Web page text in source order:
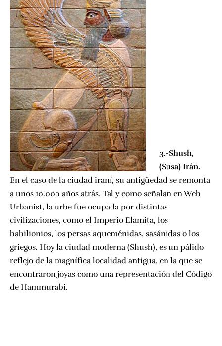
3.-Shush,
(Susa) Irán.
En el caso de la ciudad iraní, su antigüedad se remonta
a unos 10.000 años atrás. Tal y como señalan en Web
Urbanist, la urbe fue ocupada por distintas
civilizaciones, como el Imperio Elamita, los
babilionios, los persas aqueménidas, sasánidas o los
griegos. Hoy la ciudad moderna (Shush), es un pálido
reflejo de la magnífica localidad antigua, en la que se
encontraron joyas como una representación del Código
de Hammurabi.